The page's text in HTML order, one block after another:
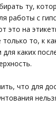
ту,
работы с
это на
только то, к
для каких
что для